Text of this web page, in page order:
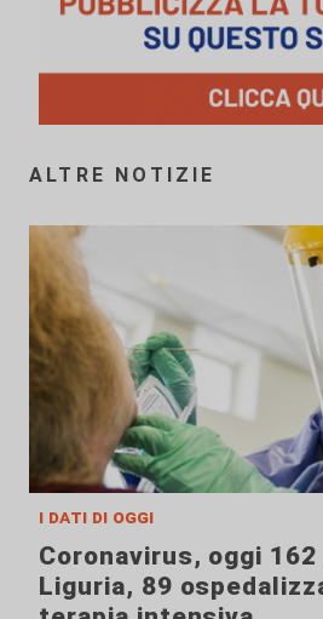
ALTRE NOTIZIE
i dati di oggi
Coronavirus, oggi
Liguria, 89